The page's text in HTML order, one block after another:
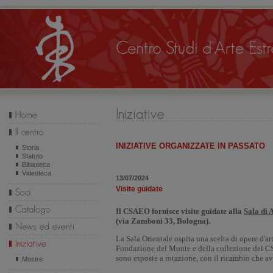
Storia
Statuto
Biblioteca
Videoteca
Mostre
INIZIATIVE ORGANIZZATE IN PASSATO
13/07/2024
Visite guidate
Il CSAEO fornisce visite guidate alla Sala di
(via Zamboni 33, Bologna).
La Sala Orientale ospita una scelta di opere
Fondazione del Monte e della collezione del
sono esposte a rotazione, con il ricambio che